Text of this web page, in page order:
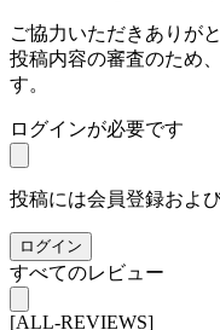
ご協力いただきありが
投稿内容の審査のため
す。
ログインが必要です
投稿には会員登録およ
ログイン
すべてのレビュー
[ALL-REVIEWS]